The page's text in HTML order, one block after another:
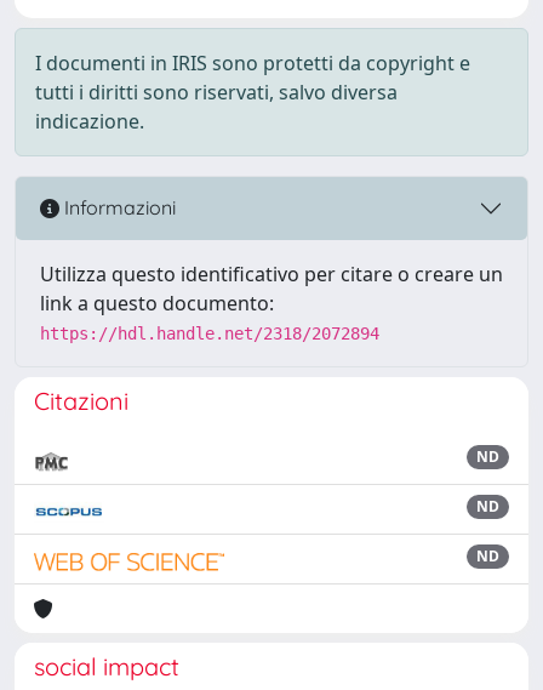
I documenti in IRIS sono protetti da copyright e
tutti i diritti sono riservati, salvo diversa
indicazione.
Informazioni
Utilizza questo identificativo per citare o creare un
link a questo documento:
https://hdl.handle.net/2318/2072894
Citazioni
ND
ND
ND
social impact